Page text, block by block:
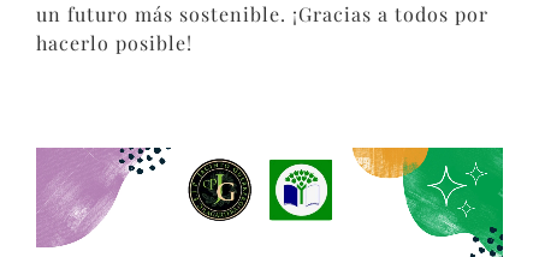
un futuro más sostenible. ¡Gracias a todos por
hacerlo posible!